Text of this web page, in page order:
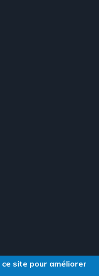
site pour améliorer